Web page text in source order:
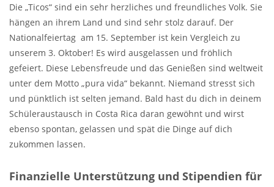
Die „Ticos“ sind ein sehr herzliches und freundliches Volk. Sie
hängen an ihrem Land und sind sehr stolz darauf. Der
Nationalfeiertag am 15. September ist kein Vergleich zu
unserem 3. Oktober! Es wird ausgelassen und fröhlich
gefeiert. Diese Lebensfreude und das Genießen sind weltweit
unter dem Motto „pura vida“ bekannt. Niemand stresst sich
und pünktlich ist selten jemand. Bald hast du dich in deinem
Schüleraustausch in Costa Rica daran gewöhnt und wirst
ebenso spontan, gelassen und spät die Dinge auf dich
zukommen lassen.
Finanzielle Unterstützung und Stipendien für